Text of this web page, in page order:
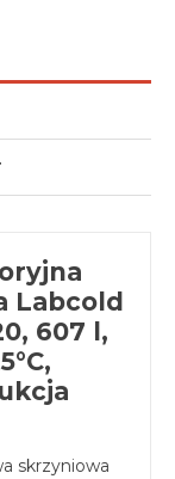
Labcold
607 l,
skrzyniowa